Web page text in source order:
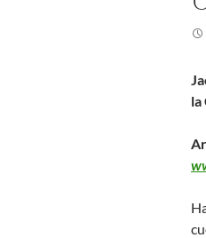
la